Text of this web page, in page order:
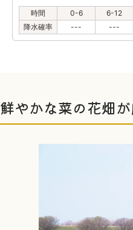
時間 0-6 6-12
降水確率
--- ---
鮮やかな菜の花畑